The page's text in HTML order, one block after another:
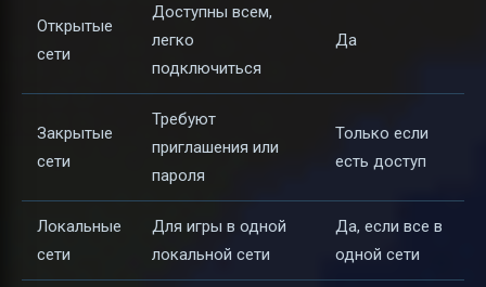
Открытые
сети
Доступны всем,
легко
подключиться
Да
Закрытые
сети
Требуют
приглашения или
пароля
Только если
есть доступ
Локальные
сети
Для игры в одной
локальной сети
Да, если все в
одной сети